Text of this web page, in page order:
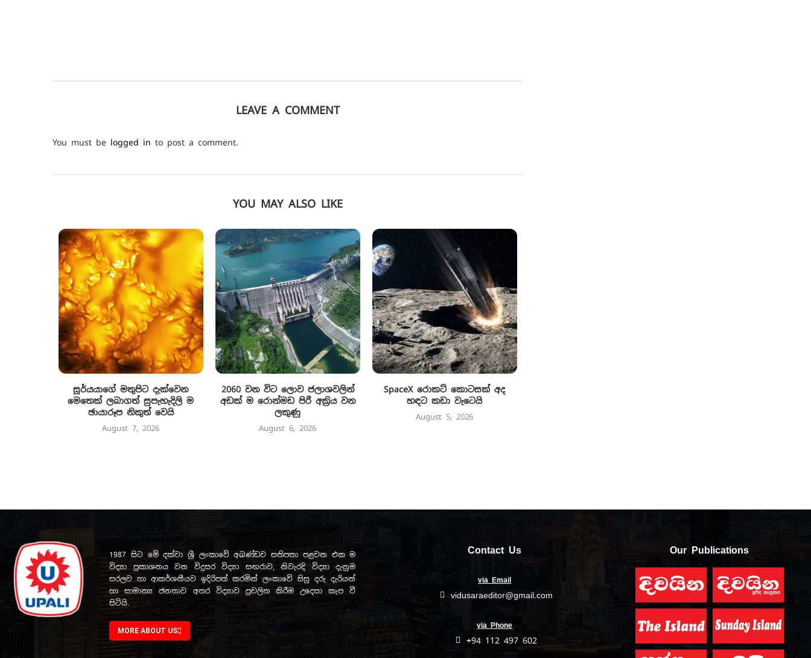
LEAVE A COMMENT
You must be logged in to post a comment.
YOU MAY ALSO LIKE
සූර්යයාගේ මතුපිට දැක්වෙන
මෙතෙක් ලබාගත් සුපැහැදිලි ම
ඡායාරූප නිකුත් වෙයි
August 7, 2026
2060 වන විට ලොව ජලාශවලින්
අඩක් ම රොන්මඩ පිරී අක්‍රිය වන
ලකුණු
August 6, 2026
SpaceX රොකට් කොටසක් අද
හඳට කඩා වැටෙයි
August 5, 2026
1987 සිට මේ දක්වා ශ්‍රී ලංකාවේ අඛණ්ඩව සතිපතා පළවන එක ම
විද්‍යා ප්‍රකාශනය වන විදුසර විද්‍යා සඟරාව, නිවැරදි විද්‍යා දැනුම
සරලව හා ආකර්ශනීයව ඉදිරිපත් කරමින් ලංකාවේ සිසු දරු දැරියන්
හා සාමාන්‍ය ජනතාව අතර විද්‍යාව ප්‍රචලිත කිරීම උදෙසා කැප වී
සිටියි.
MORE ABOUT US
Contact Us
via Email
vidusaraeditor@gmail.com
via Phone
+94 112 497 602
Our Publications